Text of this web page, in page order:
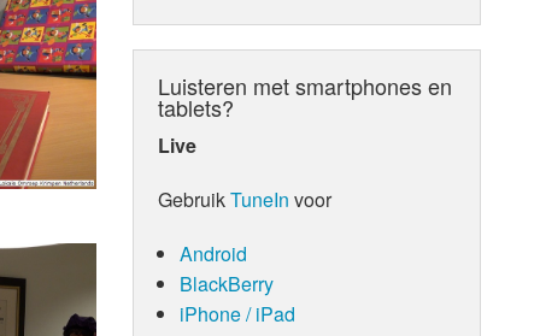
Luisteren met smartphones en
tablets?
Live
GebruikTuneIn voor
Android
BlackBerry
iPhone / iPad